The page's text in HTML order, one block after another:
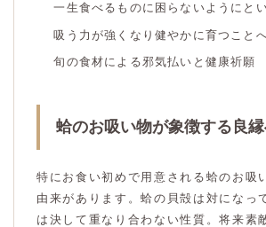
一生食べるものに困らないようにと
吸う力が強くなり健やかに育つこと
旬の食材による邪気払いと健康祈願
蛤のお吸い物が象徴する良
特にお食い初めで用意される蛤のお吸
由来があります。蛤の貝殻は対になっ
は決して重なり合わない性質。将来素